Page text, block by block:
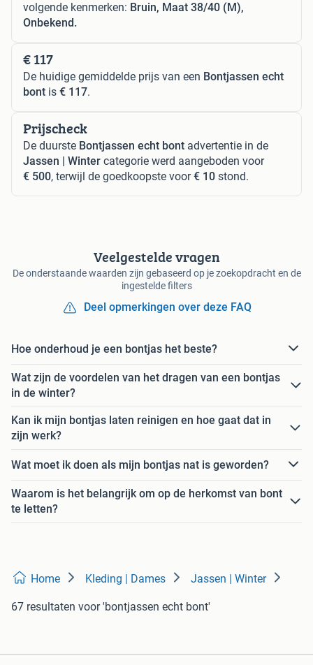
volgende kenmerken: Bruin, Maat 38/40 (M),
Onbekend.
€ 117
De huidige gemiddelde prijs van een Bontjassen echt
bont is € 117.
Prijscheck
De duurste Bontjassen echt bont advertentie in de
Jassen | Winter categorie werd aangeboden voor
€ 500, terwijl de goedkoopste voor€ 10 stond.
Veelgestelde vragen
De onderstaande waarden zijn gebaseerd op je zoekopdracht en de
ingestelde filters
Deel opmerkingen over deze FAQ
Hoe onderhoud je een bontjas het beste?
Wat zijn de voordelen van het dragen van een bontjas
in de winter?
Kan ik mijn bontjas laten reinigen en hoe gaat dat in
zijn werk?
Wat moet ik doen als mijn bontjas nat is geworden?
Waarom is het belangrijk om op de herkomst van bont
te letten?
Home Kleding | Dames Jassen | Winter
67 resultaten voor 'bontjassen echt bont'